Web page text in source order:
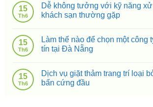
15
Th6
Dễ không tưởng với kỹ năng
khách sạn thường gặp
15
Th6
Làm thế nào để chọn một công
tín tại Đà Nẵng
15
Th6
Dịch vụ giặt thảm trang trí loại
bẩn cứng đầu